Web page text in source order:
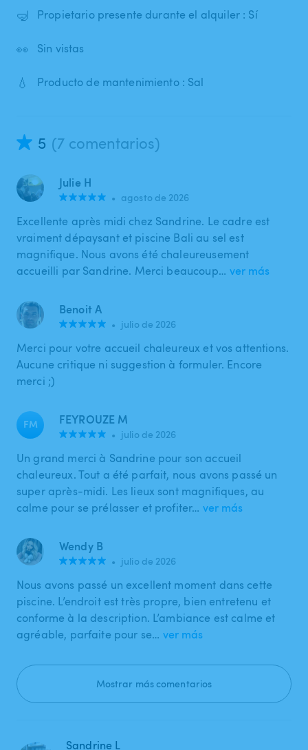
🤿 Propietario presente durante el alquiler : Sí
👀 Sin vistas
💧 Producto de mantenimiento : Sal
5 (7 comentarios)
Julie H
• agosto de 2026
Excellente après midi chez Sandrine. Le cadre est
vraiment dépaysant et piscine Bali au sel est
magnifique. Nous avons été chaleureusement
accueilli par Sandrine. Merci beaucoup… ver más
Benoit A
• julio de 2026
Merci pour votre accueil chaleureux et vos attentions.
Aucune critique ni suggestion à formuler. Encore
merci ;)
FM FEYROUZE M
• julio de 2026
Un grand merci à Sandrine pour son accueil
chaleureux. Tout a été parfait, nous avons passé un
super après-midi. Les lieux sont magnifiques, au
calme pour se prélasser et profiter… ver más
Wendy B
• julio de 2026
Nous avons passé un excellent moment dans cette
piscine. L’endroit est très propre, bien entretenu et
conforme à la description. L’ambiance est calme et
agréable, parfaite pour se… ver más
Mostrar más comentarios
Sandrine L